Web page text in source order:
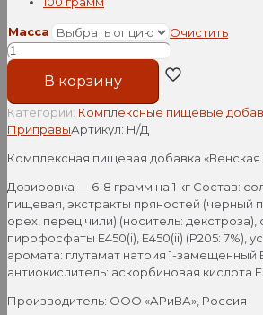
Масса
Очистить
Количество
товара
"Венская
Комби"
комплексная
пищевая
добавка,
Россия
В корзину
Категории: Комплексные пищевые
ПриправыАртикул: Н/Д
Комплексная пищевая добавка
Дозировка — 6-8 грамм на 1 кг Состав:
пищевая, экстракты пряностей (черный
орех, перец чили) (носитель: декстроза),
пирофосфаты Е450(i), E450(ii) (P205: 7%),
аромата: глутамат натрия 1-замещенный
антиокислитель: аскорбиновая кислота
Производитель: ООО «АРиВА», Россия